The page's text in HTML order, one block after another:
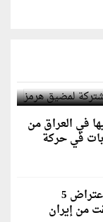
في العراق من
في حركة
الجيش الأردني يعلن اعتراض 5
من إيران